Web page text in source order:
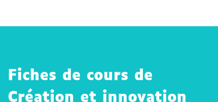
Fiches de cours de
Création et innovation